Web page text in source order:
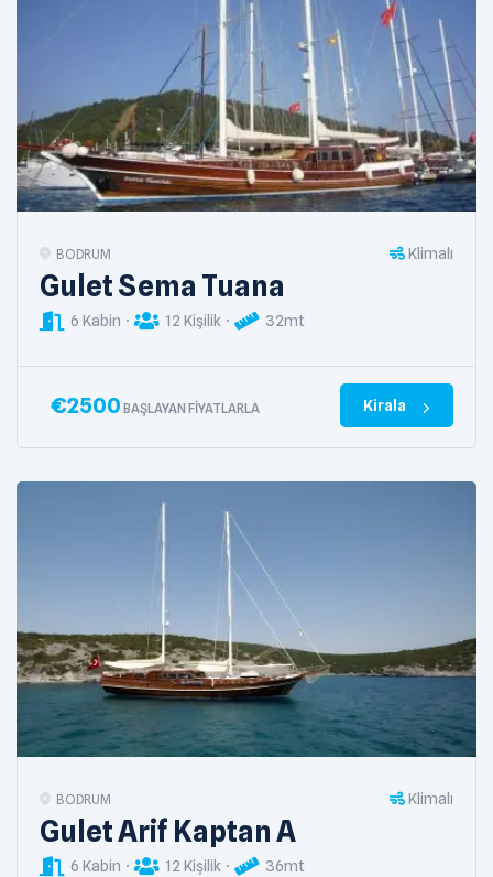
BODRUM Klimalı
Gulet Sema Tuana
6 Kabin 12 Kişilik 32mt
€2500 BAŞLAYAN FIYATLARLA Kirala
BODRUM Klimalı
Gulet Arif Kaptan A
6 Kabin 12 Kişilik 36mt